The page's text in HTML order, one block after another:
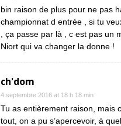
bin raison de plus pour ne pas
championnat d entrée , si tu
, ça passe par là , c est pas un
Niort qui va changer la donne !
ch'dom
4 septembre 2016 at 18 h 18 min
Tu as entièrement raison, mais
tout, on a pu s’apercevoir, à